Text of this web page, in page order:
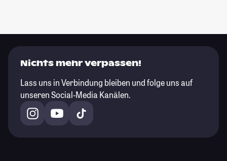
Nichts mehr verpassen!
Lass uns in Verbindung bleiben und folge uns auf
unseren Social-Media Kanälen.